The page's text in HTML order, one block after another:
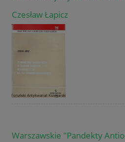
Czesław Łapicz
Warszawskie "Pandekty